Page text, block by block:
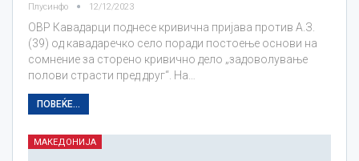
Плусинфо 12/12/2023
ОВР Кавадарци поднесе кривична пријава против А.З.
(39) од кавадаречко село поради постоење основи на
сомнение за сторено кривичнo делo „задоволување
полови страсти пред друг“. На…
ПОВЕЌЕ...
МАКЕДОНИЈА